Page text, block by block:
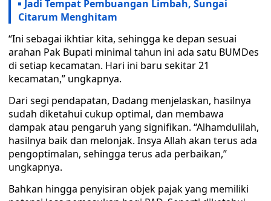
Jadi Tempat Pembuangan Limbah, Sungai
Citarum Menghitam
“Ini sebagai ikhtiar kita, sehingga ke depan sesuai
arahan Pak Bupati minimal tahun ini ada satu BUMDes
di setiap kecamatan. Hari ini baru sekitar 21
kecamatan,” ungkapnya.
Dari segi pendapatan, Dadang menjelaskan, hasilnya
sudah diketahui cukup optimal, dan membawa
dampak atau pengaruh yang signifikan. “Alhamdulilah,
hasilnya baik dan melonjak. Insya Allah akan terus ada
pengoptimalan, sehingga terus ada perbaikan,”
ungkapnya.
Bahkan hingga penyisiran objek pajak yang memiliki